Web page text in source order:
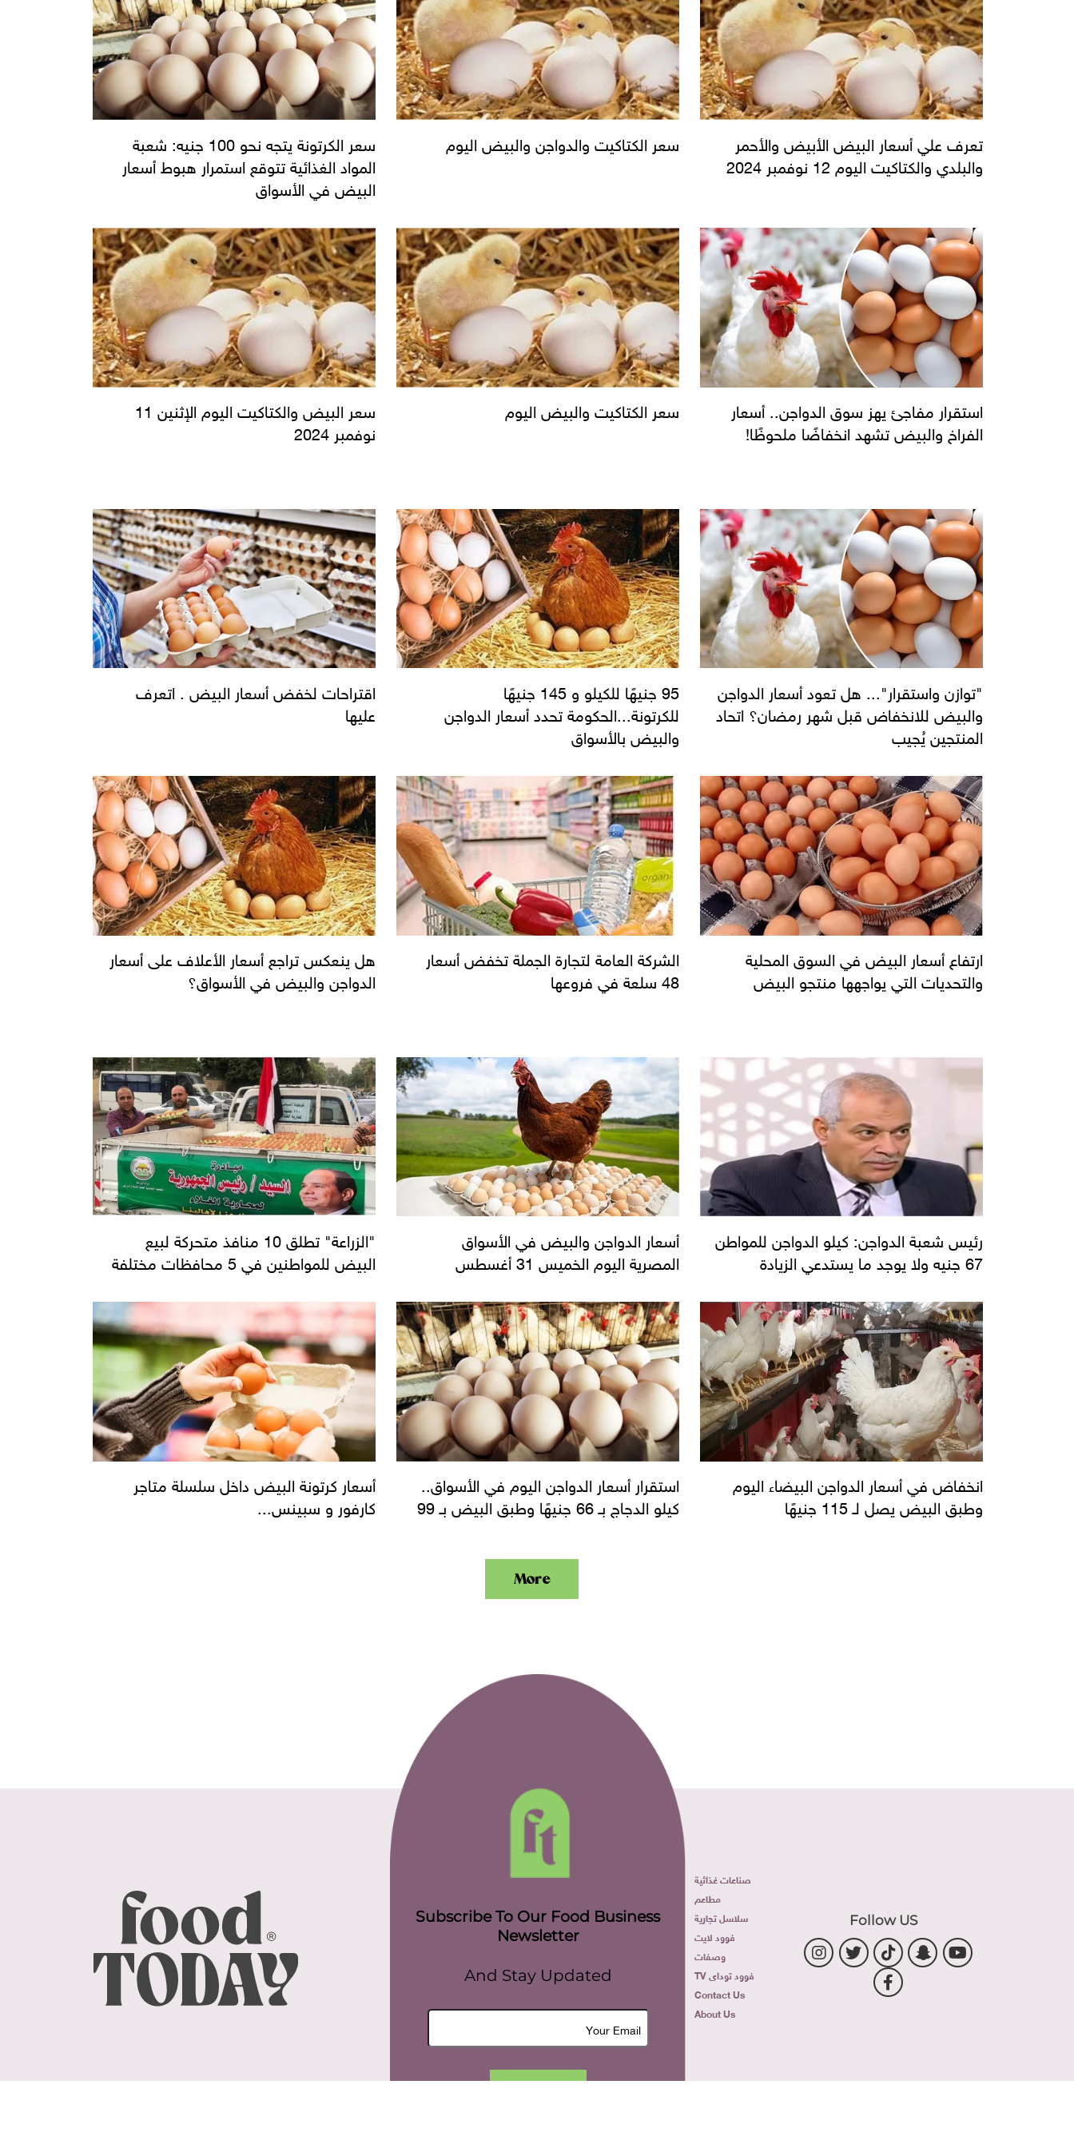
سعر الكرتونة يتجه نحو 100 جنيه: شعبة
المواد الغذائية تتوقع استمرار هبوط أسعار
البيض في الأسواق
سعر الكتاكيت والدواجن والبيض اليوم
تعرف علي أسعار البيض الأبيض والأحمر
والبلدي والكتاكيت اليوم 12 نوفمبر 2024
سعر البيض والكتاكيت اليوم الإثنين 11
نوفمبر 2024
سعر الكتاكيت والبيض اليوم
استقرار مفاجئ يهز سوق الدواجن.. أسعار
الفراخ والبيض تشهد انخفاضًا ملحوظًا!
اقتراحات لخفض أسعار البيض . اتعرف
عليها
95 جنيهًا للكيلو و 145 جنيهًا
للكرتونة...الحكومة تحدد أسعار الدواجن
والبيض بالأسواق
"توازن واستقرار"... هل تعود أسعار الدواجن
والبيض للانخفاض قبل شهر رمضان؟ اتحاد
المنتجين يُجيب
هل ينعكس تراجع أسعار الأعلاف على أسعار
الدواجن والبيض في الأسواق؟
الشركة العامة لتجارة الجملة تخفض أسعار
48 سلعة في فروعها
ارتفاع أسعار البيض في السوق المحلية
والتحديات التي يواجهها منتجو البيض
"الزراعة" تطلق 10 منافذ متحركة لبيع
البيض للمواطنين في 5 محافظات مختلفة
أسعار الدواجن والبيض في الأسواق
المصرية اليوم الخميس 31 أغسطس
رئيس شعبة الدواجن: كيلو الدواجن للمواطن
67 جنيه ولا يوجد ما يستدعي الزيادة
أسعار كرتونة البيض داخل سلسلة متاجر
كارفور و سبينس...
استقرار أسعار الدواجن اليوم في الأسواق..
كيلو الدجاج بـ 66 جنيهًا وطبق البيض بـ 99
انخفاض في أسعار الدواجن البيضاء اليوم
وطبق البيض يصل لـ 115 جنيهًا
More
Follow US
صناعات غذائية
مطاعم
سلاسل تجارية
فوود لايت
وصفات
فوود توداى TV
Contact Us
About Us
Subscribe To Our Food Business
Newsletter
And Stay Updated